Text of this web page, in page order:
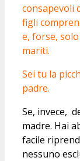
consapevoli
figli
e, forse,
mariti.
Sei tu la
padre.
Se, invece,
madre. Hai
facile
nessuno